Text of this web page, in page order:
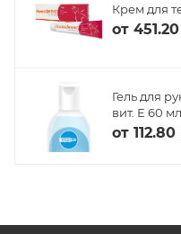
Крем для
от
Гель для
вит. Е 60 мл
от